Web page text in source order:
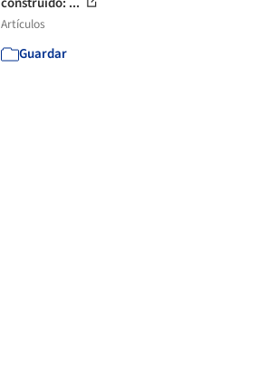
Artículos
Guardar